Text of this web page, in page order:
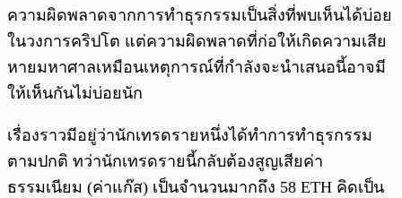
พร้อมเล่น / 0:00
ความผิดพลาดจากการทำธุรกรรมเป็นสิ่งที่พบเห็นได้บ่อย
ในวงการคริปโต แต่ความผิดพลาดที่ก่อให้เกิดความเสีย
หายมหาศาลเหมือนเหตุการณ์ที่กำลังจะนำเสนอนี้อาจมี
ให้เห็นกันไม่บ่อยนัก
เรื่องราวมีอยู่ว่านักเทรดรายหนึ่งได้ทำการทำธุรกรรม
ตามปกติ ทว่านักเทรดรายนี้กลับต้องสูญเสียค่า
ธรรมเนียม (ค่าแก๊ส) เป็นจำนวนมากถึง 58 ETH คิดเป็น